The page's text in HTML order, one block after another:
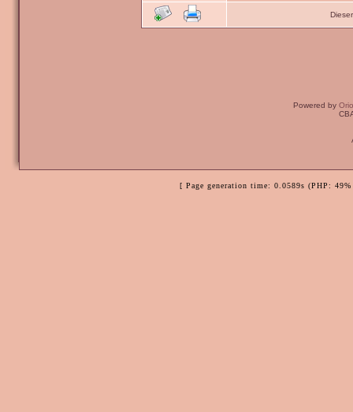
Powered by
[ Page generation time: 0.0589s (PHP: